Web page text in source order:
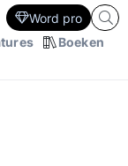
Boeken
Word pro